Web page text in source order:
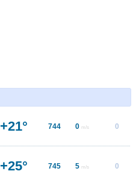
+21° 744 0 m/s 0
+25° 745 5 m/s 0